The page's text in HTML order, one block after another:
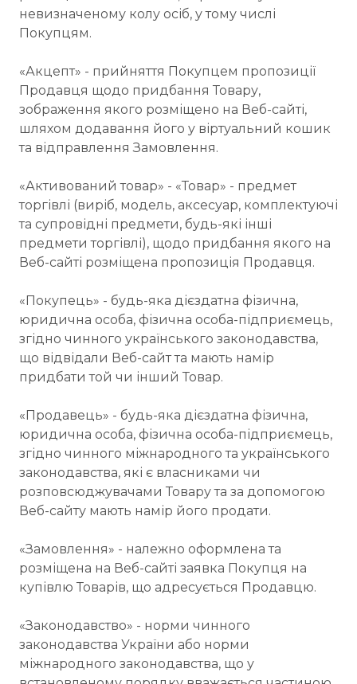
невизначеному колу осіб, у тому числі
Покупцям.
«Акцепт» - прийняття Покупцем пропозиції
Продавця щодо придбання Товару,
зображення якого розміщено на Веб-сайті,
шляхом додавання його у віртуальний кошик
та відправлення Замовлення.
«Активований товар» - «Товар» - предмет
торгівлі (виріб, модель, аксесуар, комплектуючі
та супровідні предмети, будь-які інші
предмети торгівлі), щодо придбання якого на
Веб-сайті розміщена пропозиція Продавця.
«Покупець» - будь-яка дієздатна фізична,
юридична особа, фізична особа-підприємець,
згідно чинного українського законодавства,
що відвідали Веб-сайт та мають намір
придбати той чи інший Товар.
«Продавець» - будь-яка дієздатна фізична,
юридична особа, фізична особа-підприємець,
згідно чинного міжнародного та українського
законодавства, які є власниками чи
розповсюджувачами Товару та за допомогою
Веб-сайту мають намір його продати.
«Замовлення» - належно оформлена та
розміщена на Веб-сайті заявка Покупця на
купівлю Товарів, що адресується Продавцю.
«Законодавство» - норми чинного
законодавства України або норми
міжнародного законодавства, що у